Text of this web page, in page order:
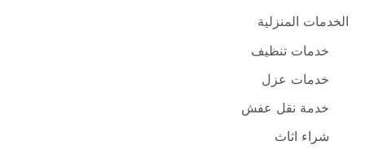
الخدمات المنزلية
خدمات تنظيف
خدمات عزل
خدمة نقل عفش
شراء اثاث